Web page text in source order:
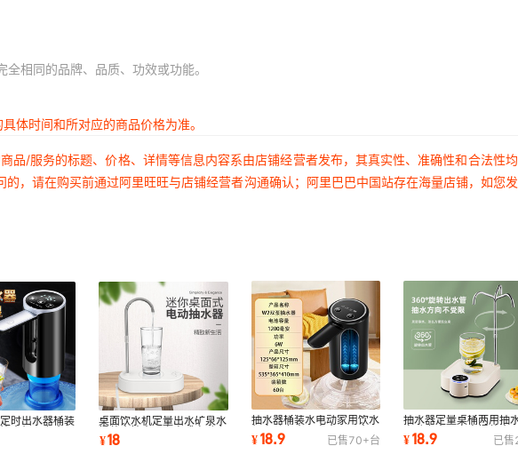
相同的品牌、品质、功效或功能。
体时间和所对应的商品价格为准。
/服务的标题、价格、详情等信息内容系由店铺经营者发布，其真实性、准确性和合法性
，请在购买前通过阿里旺旺与店铺经营者沟通确认；阿里巴巴中国站存在海量店铺，如您
时出水器桶装
水机压上水器
桌面饮水机定量出水矿泉水
桶装水抽水器充电式自动上
水器免插电
¥18
抽水器桶装水电动家用饮水
机自动上水器出水器取水器
桶装水取水器
¥18.9 已售70+台
抽水器定量桌桶两用抽
自动上水器充电桶装水
器电动压水器
¥18.9 已售